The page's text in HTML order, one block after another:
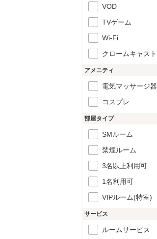
VOD
TVゲーム
Wi-Fi
クロームキャスト
アメニティ
電気マッサージ器
コスプレ
部屋タイプ
SMルーム
禁煙ルーム
3名以上利用可
1名利用可
VIPルーム(特室)
サービス
ルームサービス